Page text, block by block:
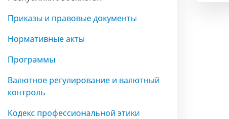
Приказы и правовые документы
Нормативные акты
Программы
Валютное регулирование и валютный
контроль
Кодекс профессиональной этики